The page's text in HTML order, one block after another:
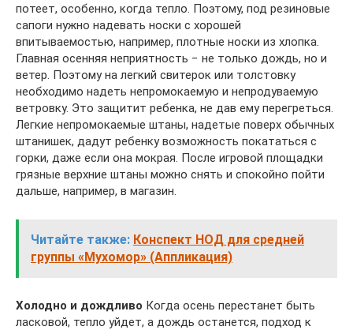
потеет, особенно, когда тепло. Поэтому, под резиновые
сапоги нужно надевать носки с хорошей
впитываемостью, например, плотные носки из хлопка.
Главная осенняя неприятность − не только дождь, но и
ветер. Поэтому на легкий свитерок или толстовку
необходимо надеть непромокаемую и непродуваемую
ветровку. Это защитит ребенка, не дав ему перегреться.
Легкие непромокаемые штаны, надетые поверх обычных
штанишек, дадут ребенку возможность покататься с
горки, даже если она мокрая. После игровой площадки
грязные верхние штаны можно снять и спокойно пойти
дальше, например, в магазин.
Читайте также: Конспект НОД для средней
группы «Мухомор» (Аппликация)
Холодно и дождливо Когда осень перестанет быть
ласковой, тепло уйдет, а дождь останется, подход к